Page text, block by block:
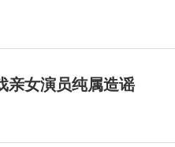
亲女演员纯属造谣